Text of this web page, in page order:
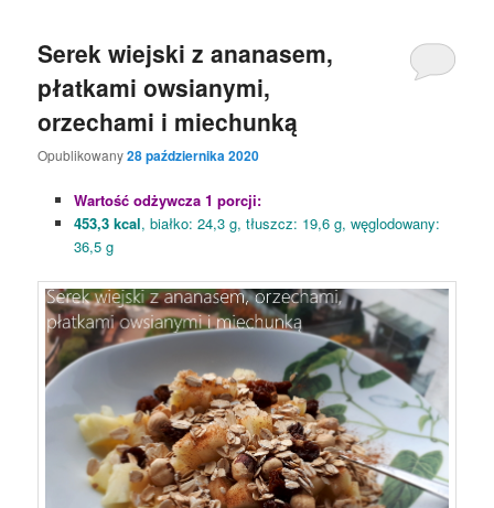
Serek wiejski z ananasem,
płatkami owsianymi,
orzechami i miechunką
Opublikowany28 października 2020
Wartość odżywcza 1 porcji:
453,3 kcal, białko: 24,3 g, tłuszcz: 19,6 g, węglodowany:
36,5 g